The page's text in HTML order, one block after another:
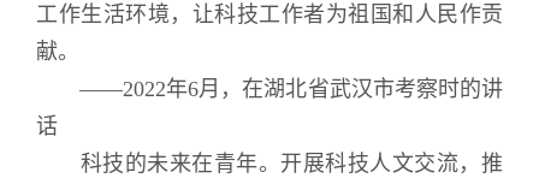
工作生活环境，让科技工作者为祖国和人民作贡
献。
——2022年6月，在湖北省武汉市考察时的讲
话
科技的未来在青年。开展科技人文交流，推